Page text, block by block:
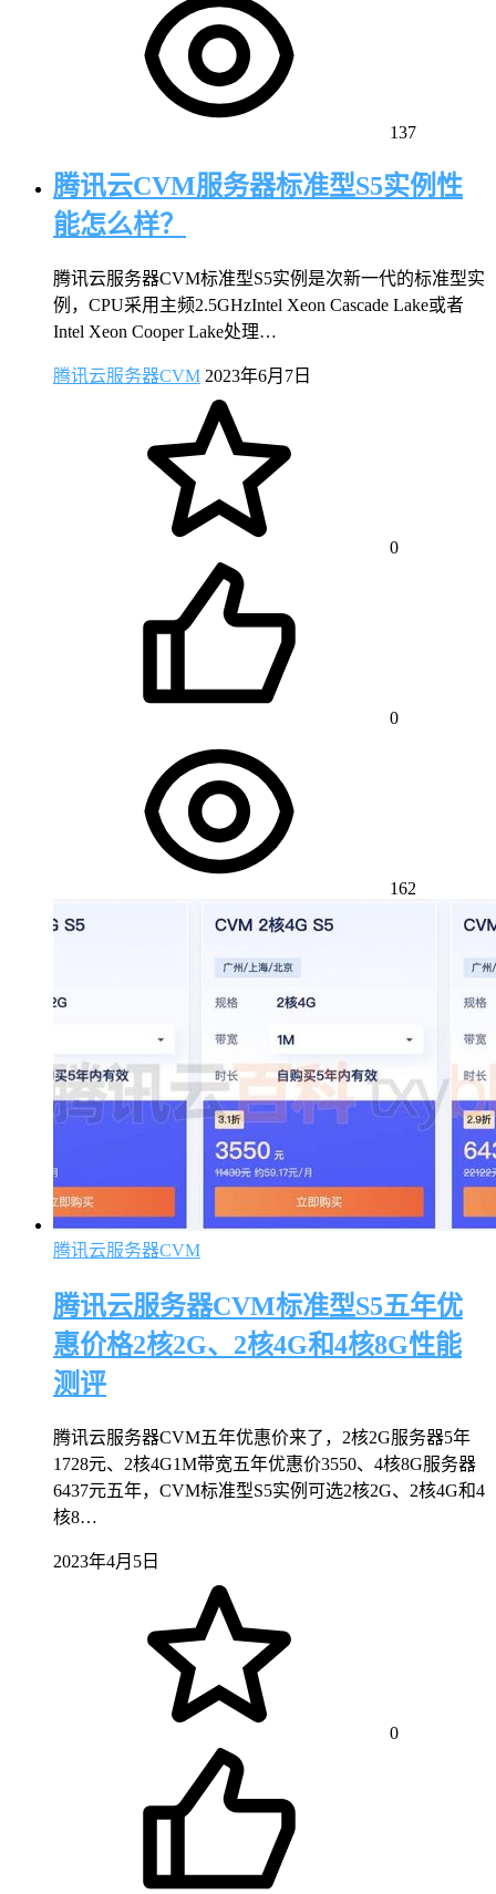
137
腾讯云CVM服务器标准型S5实例性
能怎么样？
腾讯云服务器CVM标准型S5实例是次新一代的标准型实
例，CPU采用主频2.5GHzIntel Xeon Cascade Lake或者
Intel Xeon Cooper Lake处理…
腾讯云服务器CVM 2023年6月7日
0
0
162
腾讯云服务器CVM
腾讯云服务器CVM标准型S5五年优
惠价格2核2G、2核4G和4核8G性能
测评
腾讯云服务器CVM五年优惠价来了，2核2G服务器5年
1728元、2核4G1M带宽五年优惠价3550、4核8G服务器
6437元五年，CVM标准型S5实例可选2核2G、2核4G和4
核8…
2023年4月5日
0